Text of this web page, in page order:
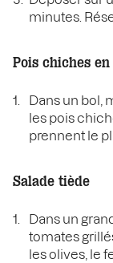
minutes.
Pois chiches
Dans un bol,
les pois
prennent le
Salade tiède
Dans un
tomates
les olives, le